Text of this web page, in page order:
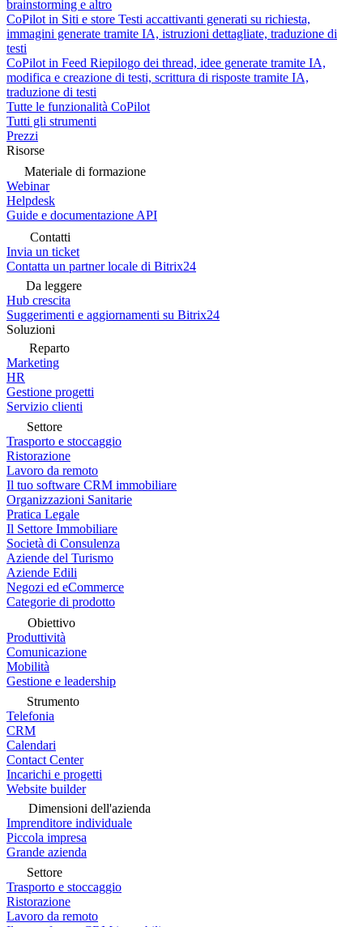
brainstorming e altro
CoPilot in Siti e store Testi accattivanti generati su richiesta,
immagini generate tramite IA, istruzioni dettagliate, traduzione di
testi
CoPilot in Feed Riepilogo dei thread, idee generate tramite IA,
modifica e creazione di testi, scrittura di risposte tramite IA,
traduzione di testi
Tutte le funzionalità CoPilot
Tutti gli strumenti
Prezzi
Risorse
Materiale di formazione
Webinar
Helpdesk
Guide e documentazione API
Contatti
Invia un ticket
Contatta un partner locale di Bitrix24
Da leggere
Hub crescita
Suggerimenti e aggiornamenti su Bitrix24
Soluzioni
Reparto
Marketing
HR
Gestione progetti
Servizio clienti
Settore
Trasporto e stoccaggio
Ristorazione
Lavoro da remoto
Il tuo software CRM immobiliare
Organizzazioni Sanitarie
Pratica Legale
Il Settore Immobiliare
Società di Consulenza
Aziende del Turismo
Aziende Edili
Negozi ed eCommerce
Categorie di prodotto
Obiettivo
Produttività
Comunicazione
Mobilità
Gestione e leadership
Strumento
Telefonia
CRM
Calendari
Contact Center
Incarichi e progetti
Website builder
Dimensioni dell'azienda
Imprenditore individuale
Piccola impresa
Grande azienda
Settore
Trasporto e stoccaggio
Ristorazione
Lavoro da remoto